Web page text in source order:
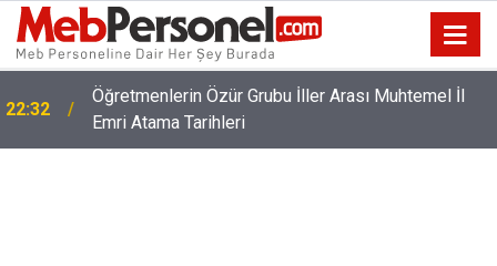
22:32
Öğretmenlerin Özür Grubu İller Arası Muhtemel İl
Emri Atama Tarihleri